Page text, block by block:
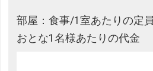
部屋：食事/1室あたりの定員
おとな1名様あたりの代金